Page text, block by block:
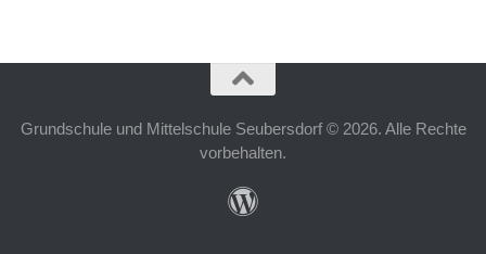
Grundschule und Mittelschule Seubersdorf © 2026. Alle Rechte
vorbehalten.